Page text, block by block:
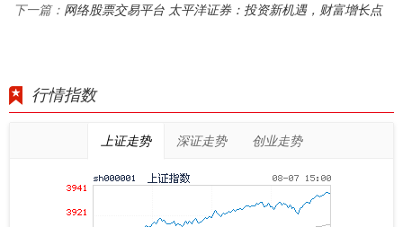
下一篇： 网络股票交易平台 太平洋证券：投资新机遇，财富增长点
行情指数
上证走势 深证走势 创业走势